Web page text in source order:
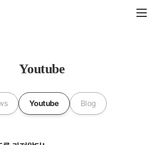
Youtube
Youtube Blog